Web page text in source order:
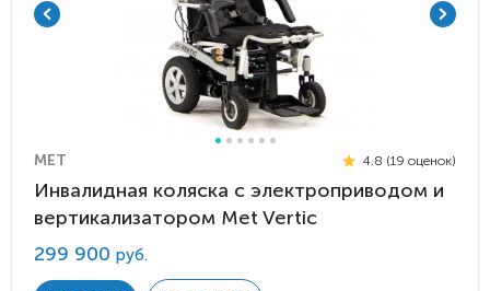
MET 4.8 (19 оценок)
Инвалидная коляска с электроприводом и
вертикализатором Met Vertic
299 900 руб.